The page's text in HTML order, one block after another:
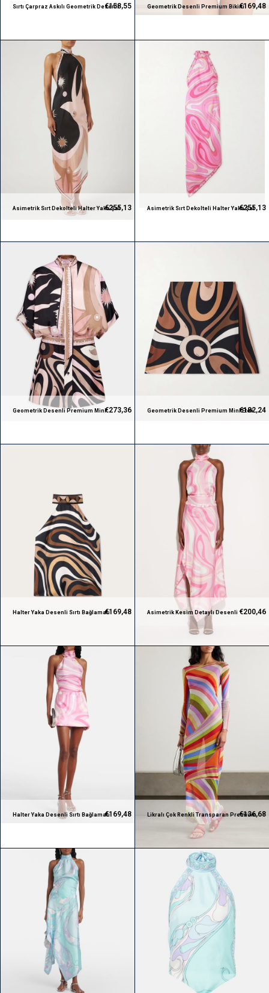
Sırtı Çarpraz Askılı Geometrik Desenli€158,55
Geometrik Desenli Premium Bikini€169,48
Asimetrik Sırt Dekolteli Halter Yaka Şal
€255,13
Asimetrik Sırt Dekolteli Halter Yaka Şal
€255,13
Geometrik Desenli Premium Mini€273,36 Geometrik Desenli Premium Mini Etek€182,24
Halter Yaka Desenli Sırtı Bağlamalı€169,48
Asimetrik Kesim Detaylı Desenli
Pembe Premium Etek
€200,46
Halter Yaka Desenli Sırtı Bağlamalı€169,48
Likralı Çok Renkli Transparan Premium
€136,68